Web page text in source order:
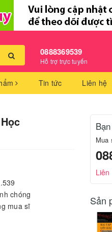
0888369539
Hỗ trợ trực tuyến
Tin tức Liên hệ
chóng
mua sĩ
Mua
Liên
Sản